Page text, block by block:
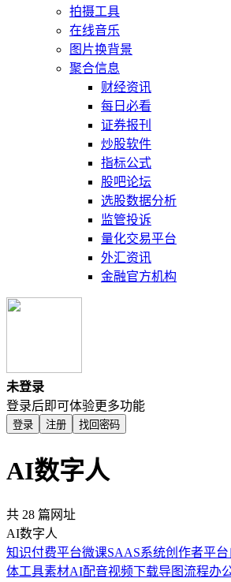
拍摄工具
在线音乐
图片换背景
聚合信息
财经资讯
每日必看
证券报刊
炒股软件
指标公式
股吧论坛
选股数据分析
监管投诉
量化交易平台
外汇资讯
金融官方机构
未登录
登录后即可体验更多功能
登录 注册 找回密码
AI数字人
共 28 篇网址
AI数字人
知识付费平台微课SAAS系统创作者平台
体工具素材AI配音视频下载导图流程办